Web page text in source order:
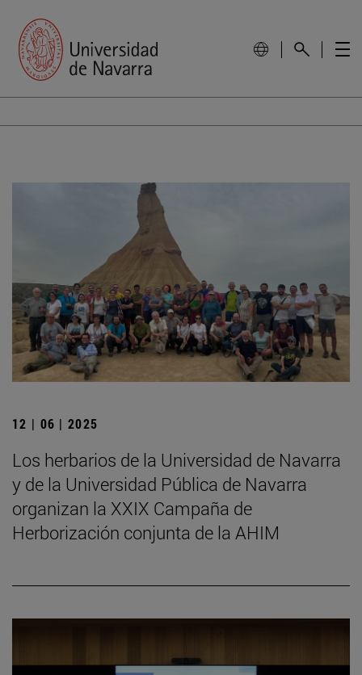
12 | 06 | 2025
Los herbarios de la Universidad de Navarra
y de la Universidad Pública de Navarra
organizan la XXIX Campaña de
Herborización conjunta de la AHIM